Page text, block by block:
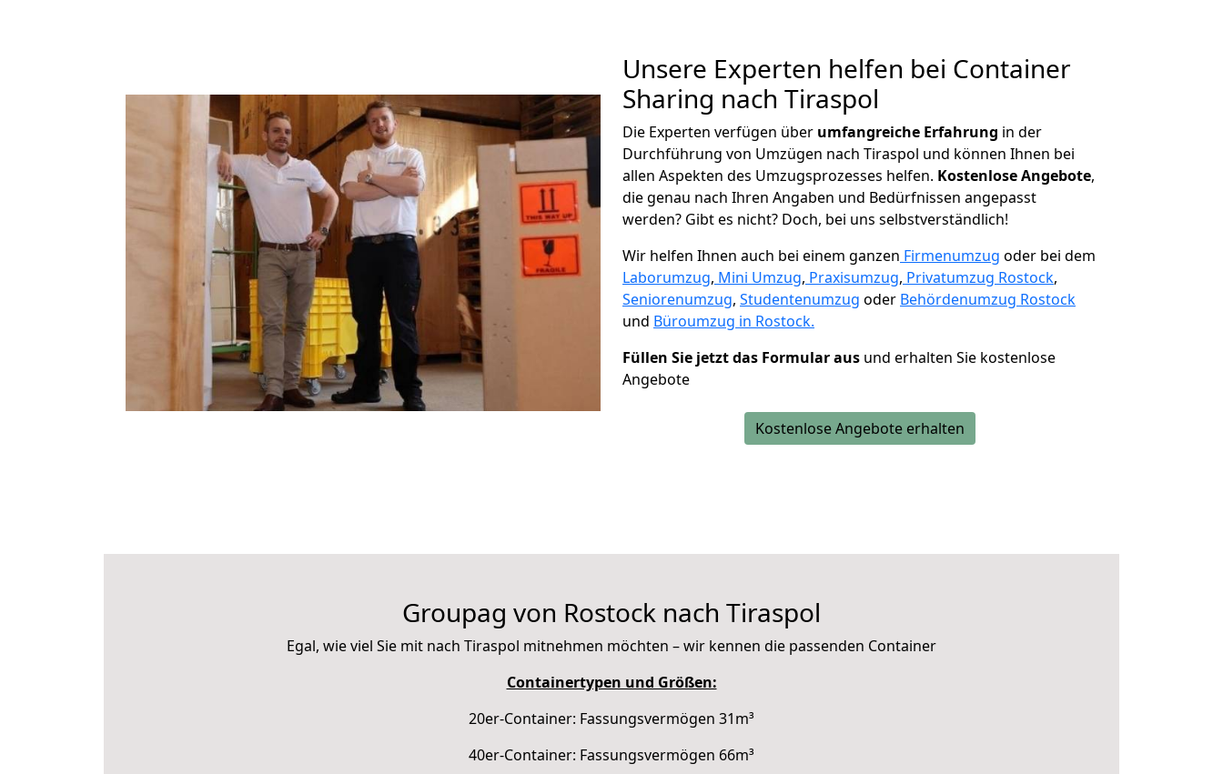
Unsere Experten helfen bei Container
Sharing nach Tiraspol
Die Experten verfügen über umfangreiche Erfahrung in der
Durchführung von Umzügen nach Tiraspol und können Ihnen bei
allen Aspekten des Umzugsprozesses helfen. Kostenlose Angebote,
die genau nach Ihren Angaben und Bedürfnissen angepasst
werden? Gibt es nicht? Doch, bei uns selbstverständlich!
Wir helfen Ihnen auch bei einem ganzen Firmenumzug oder bei dem
Laborumzug, Mini Umzug, Praxisumzug, Privatumzug Rostock,
Seniorenumzug, Studentenumzug oder Behördenumzug Rostock
und Büroumzug in Rostock.
Füllen Sie jetzt das Formular aus und erhalten Sie kostenlose
Angebote
Kostenlose Angebote erhalten
Groupag von Rostock nach Tiraspol
Egal, wie viel Sie mit nach Tiraspol mitnehmen möchten – wir kennen die passenden Container
Containertypen und Größen:
20er-Container: Fassungsvermögen 31m³
40er-Container: Fassungsvermögen 66m³